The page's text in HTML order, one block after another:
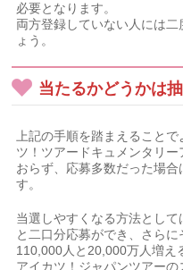
必要となります。
両方登録していない人には
ょう。
当たるかどうかは
上記の手順を踏まえること
ツ！ツアードキュメンタリ
おらず、応募多数だった場
す。
当選しやすくなる方法とし
と二口分応募ができ、さら
110,000人と20,000万人増え
アイカツ！ジャパンツアー